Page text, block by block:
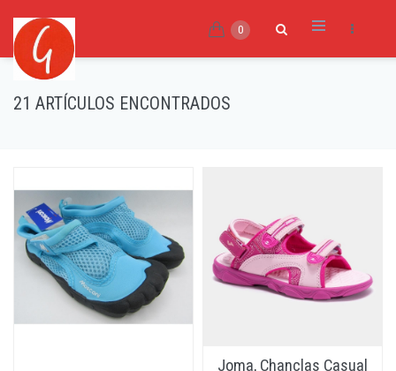
0
21 ARTÍCULOS ENCONTRADOS
Joma, Chanclas Casual